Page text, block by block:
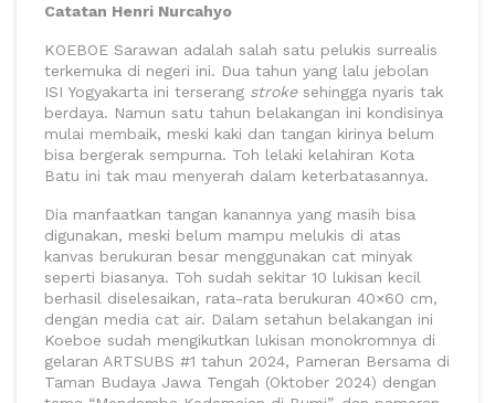
Catatan Henri Nurcahyo
KOEBOE Sarawan adalah salah satu pelukis surrealis
terkemuka di negeri ini. Dua tahun yang lalu jebolan
ISI Yogyakarta ini terserang stroke sehingga nyaris tak
berdaya. Namun satu tahun belakangan ini kondisinya
mulai membaik, meski kaki dan tangan kirinya belum
bisa bergerak sempurna. Toh lelaki kelahiran Kota
Batu ini tak mau menyerah dalam keterbatasannya.
Dia manfaatkan tangan kanannya yang masih bisa
digunakan, meski belum mampu melukis di atas
kanvas berukuran besar menggunakan cat minyak
seperti biasanya. Toh sudah sekitar 10 lukisan kecil
berhasil diselesaikan, rata-rata berukuran 40×60 cm,
dengan media cat air. Dalam setahun belakangan ini
Koeboe sudah mengikutkan lukisan monokromnya di
gelaran ARTSUBS #1 tahun 2024, Pameran Bersama di
Taman Budaya Jawa Tengah (Oktober 2024) dengan